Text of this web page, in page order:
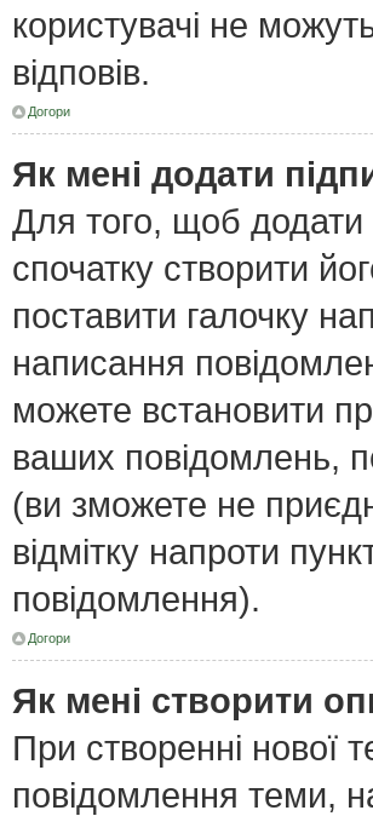
користувачі не
відповів.
Догори
Як мені додати
Для того, щоб додати
спочатку створити
поставити галочку
написання
можете встановити
ваших повідомлень,
(ви зможете не
відмітку напроти
повідомлення).
Догори
Як мені створити
При створенні нової
повідомлення теми,